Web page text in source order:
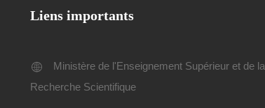
Liens importants
Ministère de l'Enseignement Supérieur et de la
Recherche Scientifique